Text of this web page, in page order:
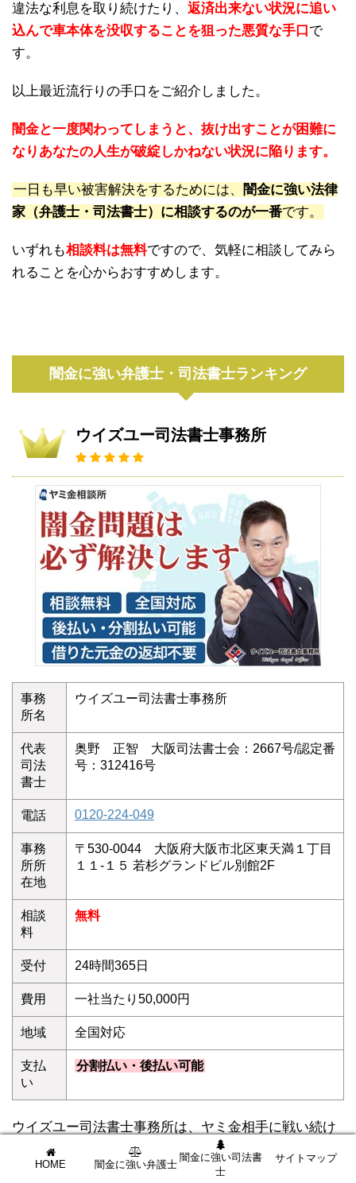
違法な利息を取り続けたり、 返済出来ない状況に追い
込んで車本体を没収することを狙った悪質な手口 で
す。
以上最近流行りの手口をご紹介しました。
闇金と一度関わってしまうと、抜け出すことが困難に
なりあなたの人生が破綻しかねない状況に陥ります。
一日も早い被害解決をするためには、
闇金に強い法律
家（弁護士・司法書士）に相談するのが一番です。
いずれも相談料は無料ですので、気軽に相談してみら
れることを心からおすすめします。
闇金に強い弁護士・司法書士ランキング
ウイズユー司法書士事務所
事務
所名
ウイズユー司法書士事務所
代表
司法
書士
奥野 正智 大阪司法書士会：2667号/認定番
号：312416号
電話 0120-224-049
事務
所所
在地
〒530-0044 大阪府大阪市北区東天満１丁目
１１-１５ 若杉グランドビル別館2F
相談
料
無料
受付 24時間365日
費用 一社当たり50,000円
地域 全国対応
支払
い
分割払い・後払い可能
ウイズユー司法書士事務所は、ヤミ金相手に戦い続け
ること10数余年。
経験と実績豊富な司法書士が闇金被害に悩むあなたを
HOME 闇金に強い弁護士
闇金に強い司法書
士
サイトマップ